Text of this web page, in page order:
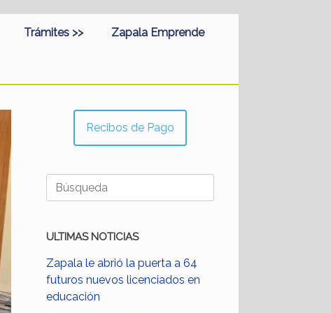
Trámites >> Zapala Emprende
Recibos de Pago
Buscar:
ULTIMAS NOTICIAS
Zapala le abrió la puerta a 64
futuros nuevos licenciados en
educación